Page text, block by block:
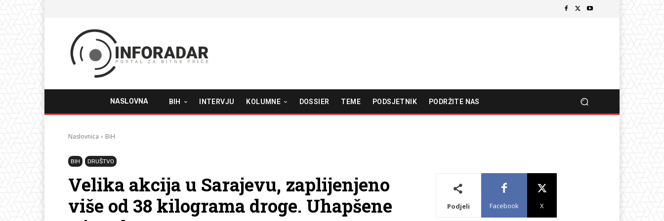
NASLOVNA BIH INTERVJU KOLUMNE DOSSIER TEME PODSJETNIK PODRŽITE NAS
Naslovnica BiH
BIH DRUŠTVO
Velika akcija u Sarajevu, zaplijenjeno
više od 38 kilograma droge. Uhapšene
Podjeli Facebook X